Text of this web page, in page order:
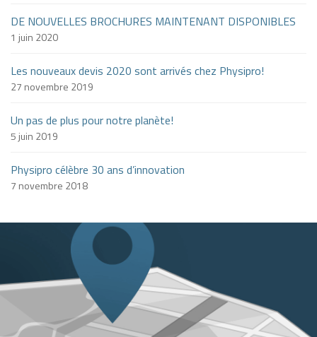
DE NOUVELLES BROCHURES MAINTENANT DISPONIBLES
1 juin 2020
Les nouveaux devis 2020 sont arrivés chez Physipro!
27 novembre 2019
Un pas de plus pour notre planète!
5 juin 2019
Physipro célèbre 30 ans d’innovation
7 novembre 2018